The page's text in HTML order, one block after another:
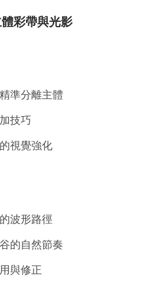
彩帶與光影
準分離主體
技巧
視覺強化
波形路徑
的自然節奏
與修正